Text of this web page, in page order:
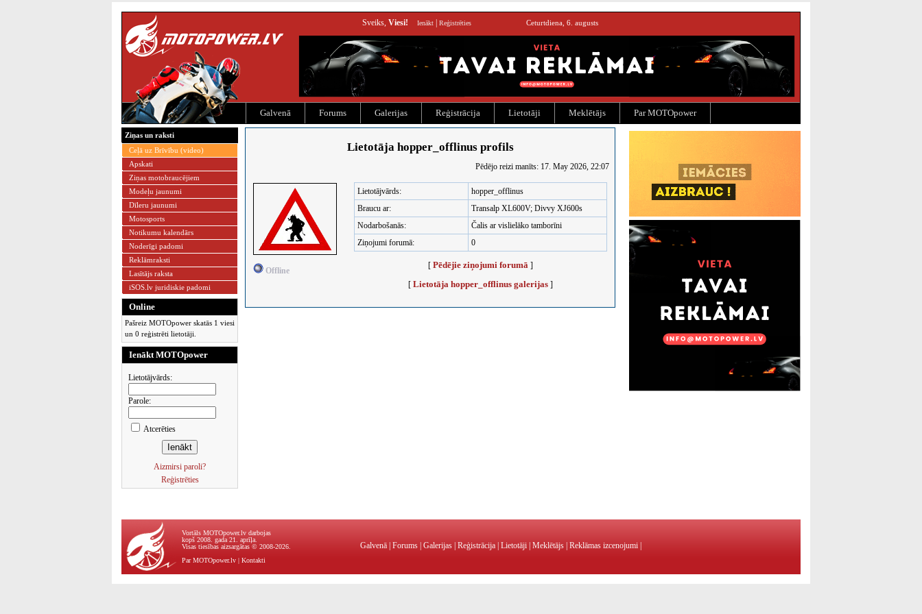
Sveiks, Viesi! Ienākt Reģistrēties Ceturtdiena, 6. augusts
Galvenā Forums Galerijas Reģistrācija Lietotāji Meklētājs Par MOTOpower
Ziņas un raksti
Ceļā uz Brīvību (video)
Apskati
Ziņas motobraucējiem
Modeļu jaunumi
Dīleru jaunumi
Motosports
Notikumu kalendārs
Noderīgi padomi
Reklāmraksti
Lasītājs raksta
iSOS.lv juridiskie padomi
Online
Pašreiz MOTOpower skatās 1 viesi
un 0 reģistrēti lietotāji.
Ienākt MOTOpower
Lietotājvārds:
Parole:
Atcerēties
Aizmirsi paroli?
Reģistrēties
Lietotāja hopper_offlinus profils
Pēdējo reizi manīts: 17. May 2026, 22:07
Offline
Lietotājvārds:
hopper_offlinus
Braucu ar:
Transalp XL600V; Divvy XJ600s
Nodarbošanās:
Čalis ar vislielāko tamborīni
Ziņojumi forumā:
0
[ Pēdējie ziņojumi forumā ]
[ Lietotāja hopper_offlinus galerijas ]
Vortāls MOTOpower.lv darbojas
kopš 2008. gada 21. aprīļa.
Visas tiesības aizsargātas © 2008-2026.
Par MOTOpower.lv | Kontakti
Galvenā Forums Galerijas Reģistrācija Lietotāji Meklētājs Reklāmas izcenojumi